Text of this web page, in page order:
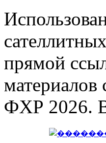
прямой
материалов
ФХР 2026.